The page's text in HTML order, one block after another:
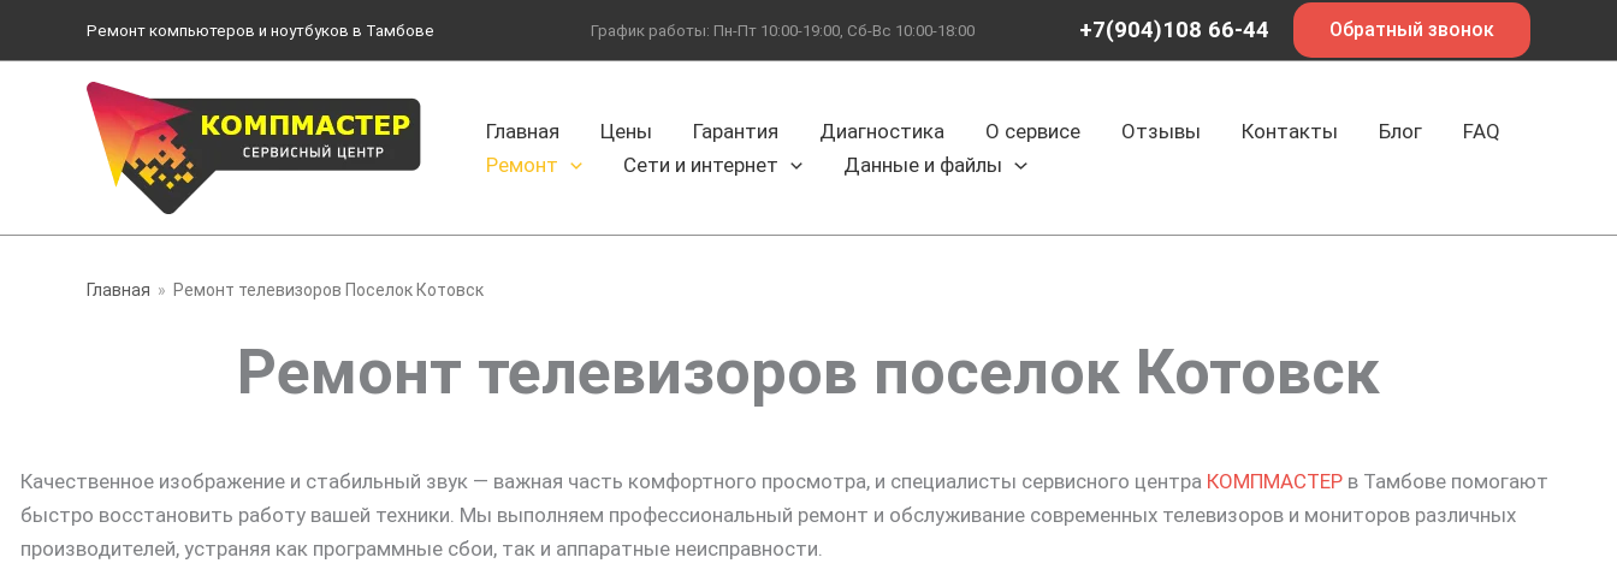
содержимому
Ремонт компьютеров и ноутбуков в Тамбове График работы: Пн-Пт 10:00-19:00, Сб-Вс 10:00-18:00 +7(904)108 66-44 Обратный звонок
Главная Цены Гарантия Диагностика О сервисе Отзывы Контакты Блог
FAQ
Ремонт
Сети и интернет Данные и файлы
Главная Ремонт телевизоров Поселок Котовск
Ремонт телевизоров поселок Котовск
Качественное изображение и стабильный звук — важная часть комфортного просмотра, и специалисты сервисного центра КОМПМАСТЕР в Тамбове помогают
быстро восстановить работу вашей техники. Мы выполняем профессиональный ремонт и обслуживание современных телевизоров и мониторов различных
производителей, устраняя как программные сбои, так и аппаратные неисправности.